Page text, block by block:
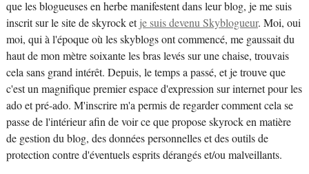
que les blogueuses en herbe manifestent dans leur blog, je me suis
inscrit sur le site de skyrock etje suis devenu Skyblogueur. Moi, oui
moi, qui à l'époque où les skyblogs ont commencé, me gaussait du
haut de mon mètre soixante les bras levés sur une chaise, trouvais
cela sans grand intérêt. Depuis, le temps a passé, et je trouve que
c'est un magnifique premier espace d'expression sur internet pour les
ado et pré-ado. M'inscrire m'a permis de regarder comment cela se
passe de l'intérieur afin de voir ce que propose skyrock en matière
de gestion du blog, des données personnelles et des outils de
protection contre d'éventuels esprits dérangés et/ou malveillants.